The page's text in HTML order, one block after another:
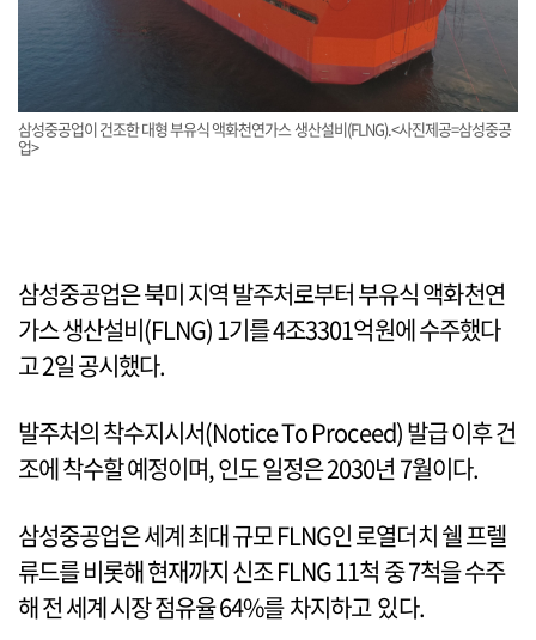
삼성중공업이 건조한 대형 부유식 액화천연가스 생산설비(FLNG).<사진제공=삼성중공
업>
삼성중공업은 북미 지역 발주처로부터 부유식 액화천연
가스 생산설비(FLNG) 1기를 4조3301억원에 수주했다
고 2일 공시했다.
발주처의 착수지시서(Notice To Proceed) 발급 이후 건
조에 착수할 예정이며, 인도 일정은 2030년 7월이다.
삼성중공업은 세계 최대 규모 FLNG인 로열더치 쉘 프렐
류드를 비롯해 현재까지 신조 FLNG 11척 중 7척을 수주
해 전 세계 시장 점유율 64%를 차지하고 있다.